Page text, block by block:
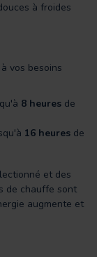
à froides
vos besoins
8 heures de
16 heures de
et des
de chauffe sont
augmente et